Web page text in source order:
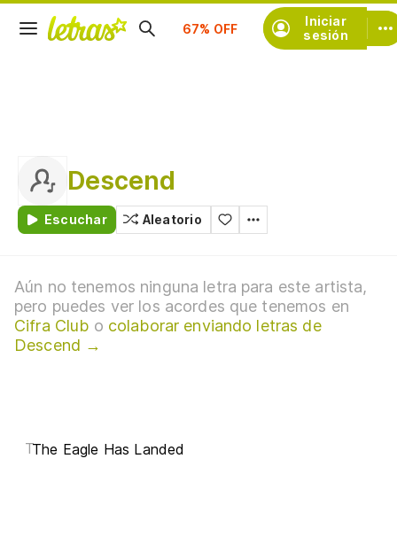
Iniciar
sesión
Suscríbete
Descend
Escuchar Aleatorio
Aún no tenemos ninguna letra para este artista,
pero puedes ver los acordes que tenemos en
Cifra Club o colaborar enviando letras de
Descend →
TThe Eagle Has Landed